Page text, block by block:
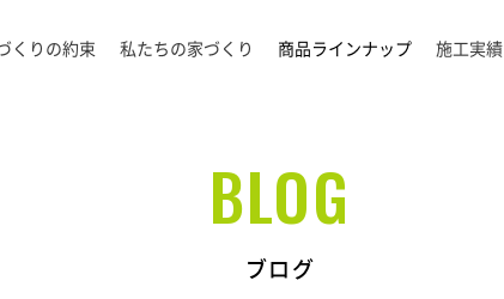
くりの約束 私たちの家づくり 商品ラインナップ 施工実績
BLOG
ブログ